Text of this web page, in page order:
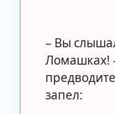
– Вы
Ломашках!
запел: